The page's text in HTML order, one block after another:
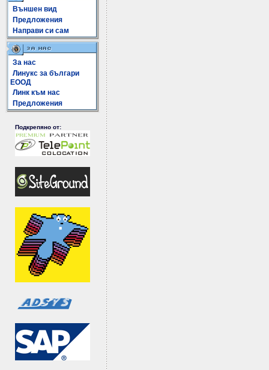
Външен вид
Предложения
Направи си сам
За нас
Линукс за българи
ЕООД
Линк към нас
Предложения
Подкрепяно от: